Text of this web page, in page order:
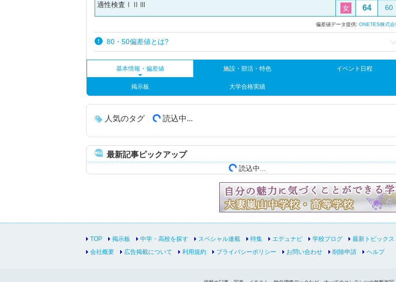
適性検査ⅠⅡⅢ
女 64 60
偏差値データ提供: ONETES株式会
80・50偏差値とは?
基本情報・偏差値 施設・部活・特色 イベント日程
掲示板 大学合格実績
人気のタグ 読込中...
最新記事ピックアップ
読込中...
TOP 掲示板 中学・高校を探す スペシャル連載 特集 エデュナビ 学校ブログ 最新トピックス
会社概要
広告掲載について 利用規約 プライバシーポリシー お問い合わせ 削除申請 ヘルプ